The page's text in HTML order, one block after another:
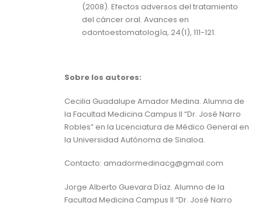
(2008). Efectos adversos del tratamiento
del cáncer oral. Avances en
odontoestomatología, 24(1), 111-121.
Sobre los autores:
Cecilia Guadalupe Amador Medina. Alumna de
la Facultad Medicina Campus II “Dr. José Narro
Robles” en la Licenciatura de Médico General en
la Universidad Autónoma de Sinaloa.
Contacto: amadormedinacg@gmail.com
Jorge Alberto Guevara Díaz. Alumno de la
Facultad Medicina Campus II “Dr. José Narro